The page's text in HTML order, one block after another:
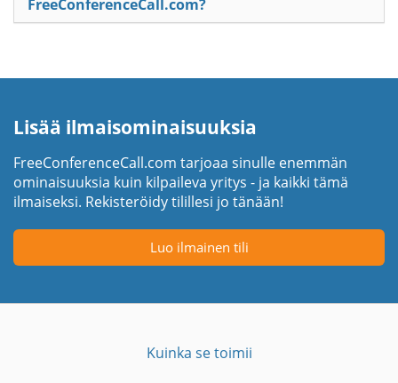
FreeConferenceCall.com?
Lisää ilmaisominaisuuksia
FreeConferenceCall.com tarjoaa sinulle enemmän
ominaisuuksia kuin kilpaileva yritys - ja kaikki tämä
ilmaiseksi. Rekisteröidy tilillesi jo tänään!
Luo ilmainen tili
Kuinka se toimii